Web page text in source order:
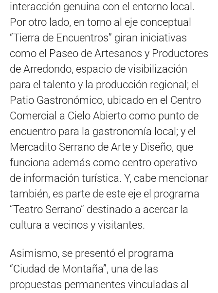
interacción genuina con el entorno local.
Por otro lado, en torno al eje conceptual
“Tierra de Encuentros” giran iniciativas
como el Paseo de Artesanos y Productores
de Arredondo, espacio de visibilización
para el talento y la producción regional; el
Patio Gastronómico, ubicado en el Centro
Comercial a Cielo Abierto como punto de
encuentro para la gastronomía local; y el
Mercadito Serrano de Arte y Diseño, que
funciona además como centro operativo
de información turística. Y, cabe mencionar
también, es parte de este eje el programa
“Teatro Serrano” destinado a acercar la
cultura a vecinos y visitantes.
Asimismo, se presentó el programa
“Ciudad de Montaña”, una de las
propuestas permanentes vinculadas al